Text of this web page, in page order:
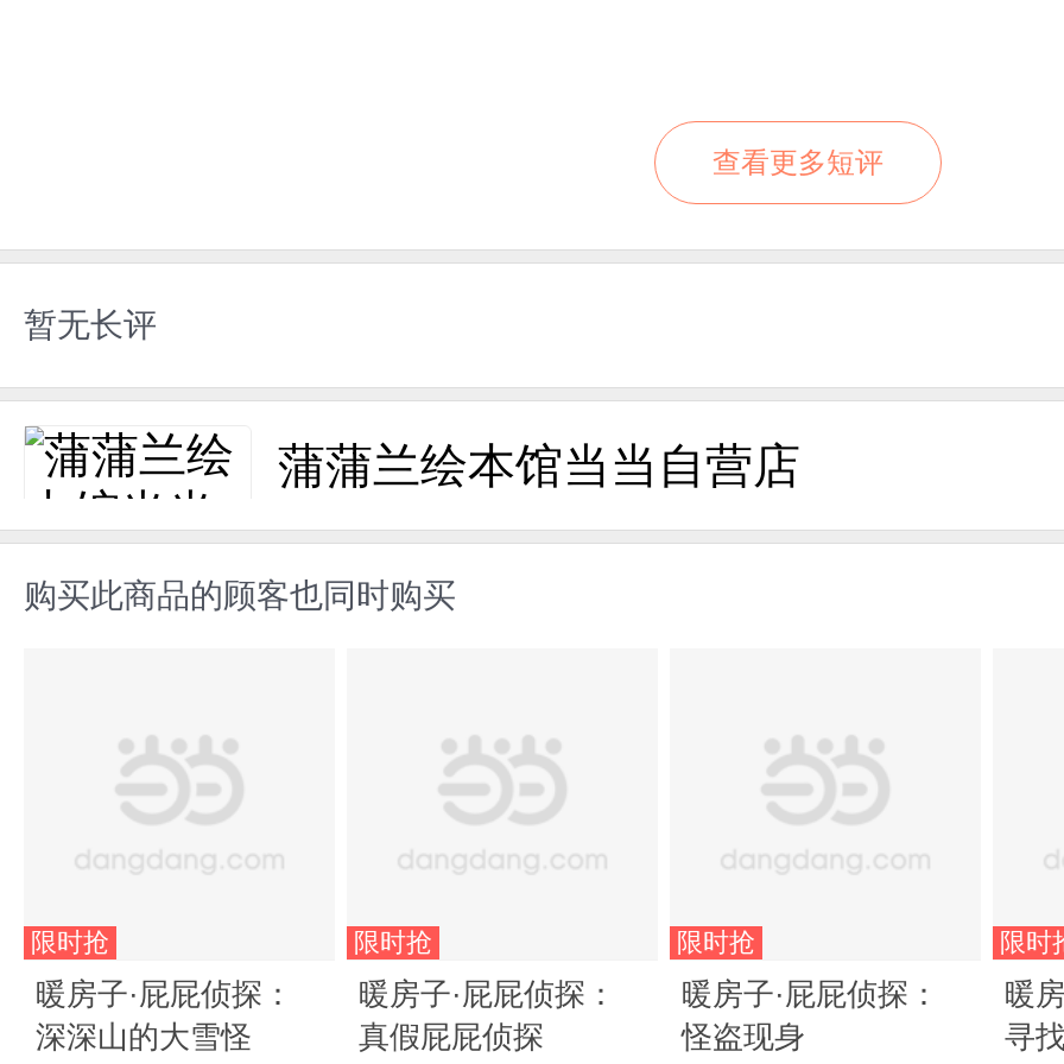
查看更多短评
暂无长评
蒲蒲兰绘本馆当当自营店
购买此商品的顾客也同时购买
限时抢
暖房子·屁屁侦探：
深深山的大雪怪
限时抢
暖房子·屁屁侦探：
真假屁屁侦探
限时抢
暖房子·屁屁侦探：
怪盗现身
限时
暖
寻